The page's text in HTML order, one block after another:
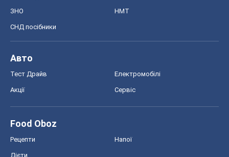
ЗНО НМТ
СНД посібники
Авто
Тест Драйв Електромобілі
Акції Сервіс
Food Oboz
Рецепти Напої
Дієти